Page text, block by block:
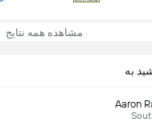
مشاهده همه نتایج
به
Aaron